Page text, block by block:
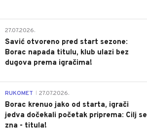
27.07.2026.
Savić otvoreno pred start sezone:
Borac napada titulu, klub ulazi bez
dugova prema igračima!
RUKOMET 27.07.2026.
Borac krenuo jako od starta, igrači
jedva dočekali početak priprema: Cilj se
zna - titula!